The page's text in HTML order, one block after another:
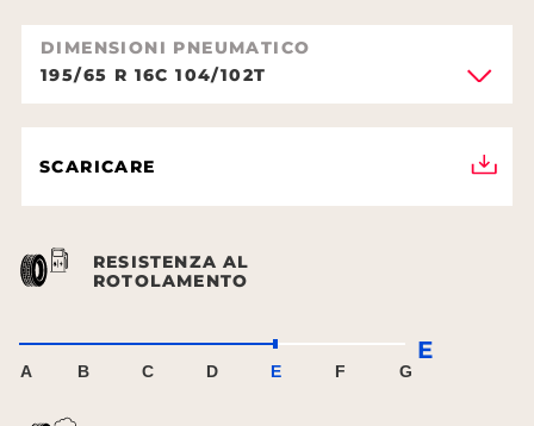
DIMENSIONI PNEUMATICO
195/65 R 16C 104/102T
SCARICARE
RESISTENZA AL
ROTOLAMENTO
A B C D E F G
E